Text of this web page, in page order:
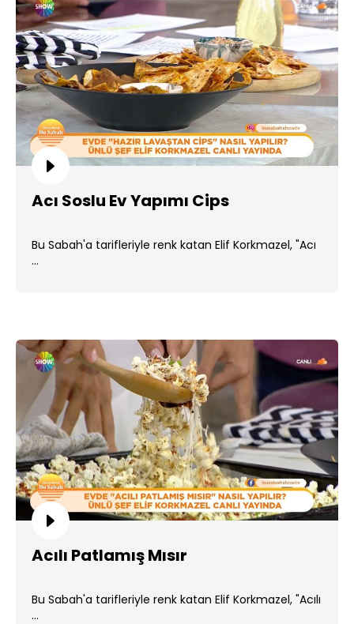
Acı Soslu Ev Yapımı Cips
Bu Sabah'a tarifleriyle renk katan Elif Korkmazel, "Acı
...
Acılı Patlamış Mısır
Bu Sabah'a tarifleriyle renk katan Elif Korkmazel, "Acılı
...